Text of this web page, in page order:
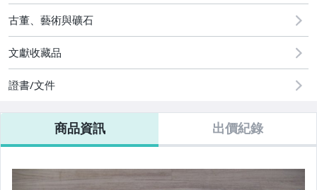
古董、藝術與礦石
文獻收藏品
證書/文件
商品資訊 出價紀錄